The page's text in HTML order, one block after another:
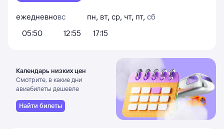
ежедневно
05:50
вс
12:55
пн, вт, ср, чт, пт, сб
17:15
Календарь низких цен
Смотрите, в какие дни
авиабилеты дешевле
Найти билеты